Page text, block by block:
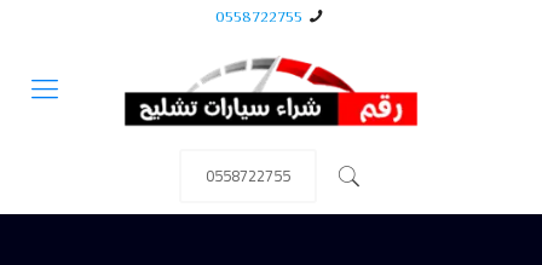
0558722755
0558722755